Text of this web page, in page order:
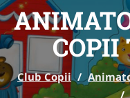
COPII
Club Copii /
/